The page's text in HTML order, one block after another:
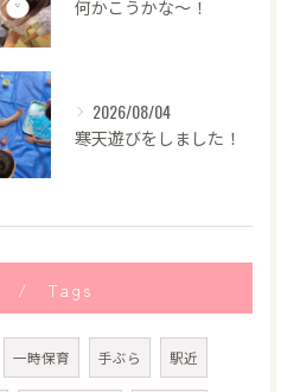
何かこうかな〜！
2026/08/04
寒天遊びをしました！
Tags
一時保育 手ぶら 駅近